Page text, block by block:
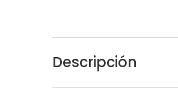
Descripción